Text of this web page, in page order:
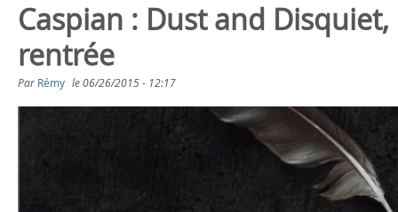
Caspian : Dust and
rentrée
Par Rémy le06/26/2015 - 12:17